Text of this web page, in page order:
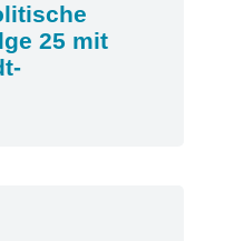
25 mit